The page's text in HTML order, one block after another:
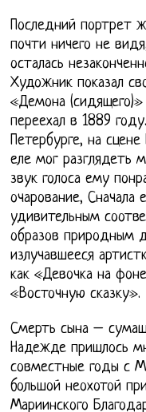
Последний портрет
почти ничего не
осталась
Художник показал
«Демона
переехал в 1889
Петербурге, на
еле мог разглядеть
звук голоса ему
очарование, Сначала
удивительным
образов природным
излучавшееся
как «Девочка на
«Восточную сказку».
Смерть сына –
Надежде пришлось
совместные годы с
большой неохотой
Мариинского